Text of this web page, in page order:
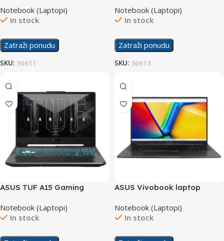
Notebook (Laptopi)
In stock
Zatraži ponudu
SKU: 36611
Notebook (Laptopi)
In stock
Zatraži ponudu
SKU: 36613
ASUS TUF A15 Gaming
HN004/16GB
Notebook (Laptopi)
In stock
ASUS Vivobook laptop
Notebook (Laptopi)
In stock